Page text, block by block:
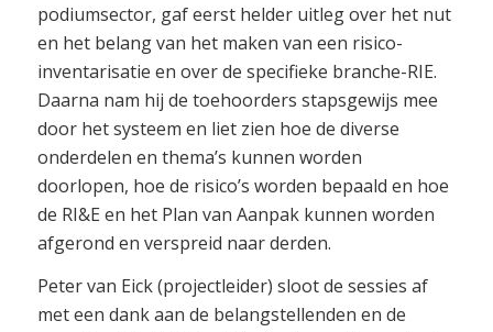
podiumsector, gaf eerst helder uitleg over het nut
en het belang van het maken van een risico-
inventarisatie en over de specifieke branche-RIE.
Daarna nam hij de toehoorders stapsgewijs mee
door het systeem en liet zien hoe de diverse
onderdelen en thema’s kunnen worden
doorlopen, hoe de risico’s worden bepaald en hoe
de RI&E en het Plan van Aanpak kunnen worden
afgerond en verspreid naar derden.
Peter van Eick (projectleider) sloot de sessies af
met een dank aan de belangstellenden en de